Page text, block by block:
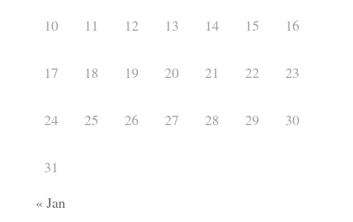
10 11 12 13 14 15 16
17 18 19 20 21 22 23
24 25 26 27 28 29 30
31
« Jan